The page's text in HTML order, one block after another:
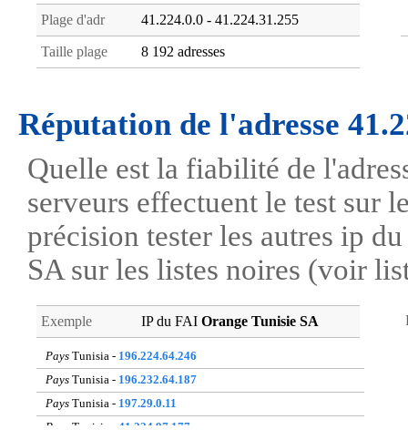
Plage d'adr 41.224.0.0 - 41.224.31.255
Taille plage 8 192 adresses
Réputation de l'adresse
Quelle est la fiabilité de
serveurs effectuent le test sur
précision tester les autres ip
SA sur les listes noires (voir
Exemple IP du FAI Orange Tunisie SA
Pays Tunisia - 196.224.64.246
Pays Tunisia - 196.232.64.187
Pays Tunisia - 197.29.0.11
Pays Tunisia -
41.224.97.177